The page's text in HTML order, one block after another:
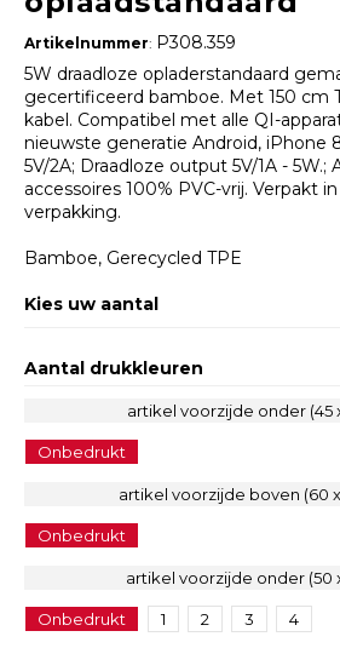
Artikelnummer: P308.359
5W draadloze opladerstandaard
gecertificeerd bamboe. Met 150 cm
kabel. Compatibel met alle QI-
nieuwste generatie Android, iPhone
5V/2A; Draadloze output 5V/1A - 5W.;
accessoires 100% PVC-vrij. Verpakt
verpakking.
Bamboe, Gerecycled TPE
Kies uw aantal
Aantal drukkleuren
artikel voorzijde onder (45
Onbedrukt
artikel voorzijde boven (60
Onbedrukt
artikel voorzijde onder (50
Onbedrukt 1 2 3 4